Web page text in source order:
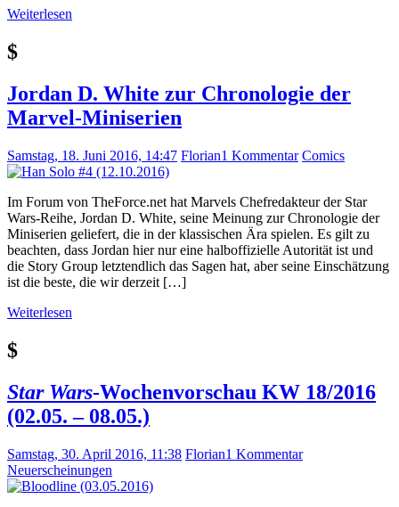
Weiterlesen
$
Jordan D. White zur Chronologie der
Marvel-Miniserien
Samstag, 18. Juni 2016, 14:47 Florian1 Kommentar Comics
Im Forum von TheForce.net hat Marvels Chefredakteur der Star
Wars-Reihe, Jordan D. White, seine Meinung zur Chronologie der
Miniserien geliefert, die in der klassischen Ära spielen. Es gilt zu
beachten, dass Jordan hier nur eine halboffizielle Autorität ist und
die Story Group letztendlich das Sagen hat, aber seine Einschätzung
ist die beste, die wir derzeit […]
Weiterlesen
$
Star Wars-Wochenvorschau KW 18/2016
(02.05. – 08.05.)
Samstag, 30. April 2016, 11:38 Florian1 Kommentar
Neuerscheinungen